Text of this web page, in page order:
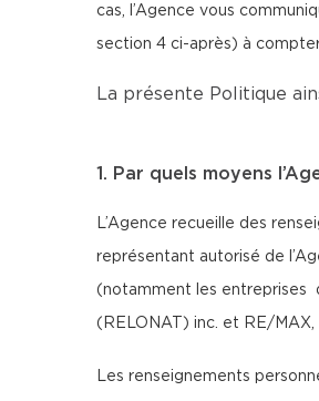
cas, l’Agence vous
section 4 ci-après) à
La présente Politique
1. Par quels moyens
L’Agence recueille des
représentant autorisé de
(notamment les entreprises
(RELONAT) inc. et RE/
Les renseignements